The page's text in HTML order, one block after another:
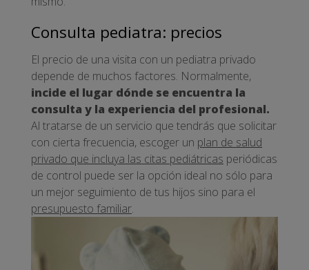
Consulta pediatra: precios
El precio de una visita con un pediatra privado
depende de muchos factores. Normalmente,
incide el lugar dónde se encuentra la
consulta y la experiencia del profesional.
Al tratarse de un servicio que tendrás que solicitar
con cierta frecuencia, escoger un plan de salud
privado que incluya las citas pediátricas periódicas
de control puede ser la opción ideal no sólo para
un mejor seguimiento de tus hijos sino para el
presupuesto familiar.